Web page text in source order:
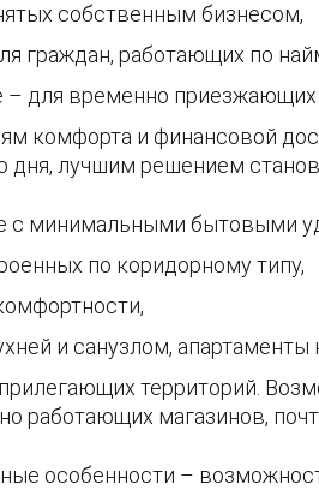
собственным бизнесом,
граждан, работающих по
– для временно приезжающих
комфорта и финансовой
дня, лучшим решением
с минимальными бытовыми
по коридорному типу,
и санузлом, апартаменты
территорий.
работающих магазинов,
особенности –